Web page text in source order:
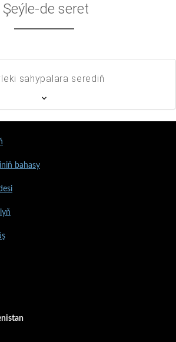
Şeýle-de seret
sahypalara serediň
bahasy